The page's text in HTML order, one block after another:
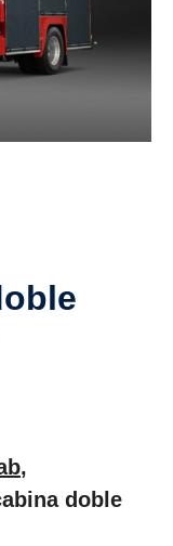
,
doble